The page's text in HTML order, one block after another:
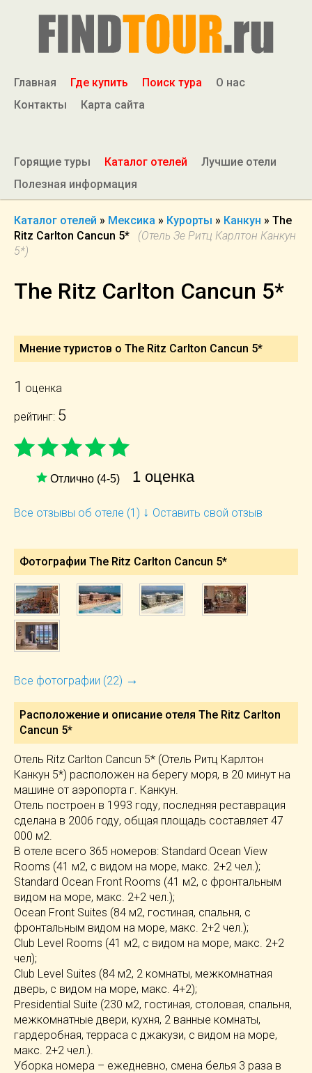
Главная Где купить Поиск тура
О нас
Контакты
Карта сайта
Горящие туры Каталог отелей
Лучшие отели
Полезная информация
Каталог отелей » Мексика » Курорты » Канкун » The
Ritz Carlton Cancun 5*
(Отель Зе Ритц Карлтон Канкун
5*)
The Ritz Carlton Cancun 5*
Мнение туристов о The Ritz Carlton Cancun 5*
1 оценка
рейтинг: 5
Отлично (4-5) 1 оценка
Все отзывы об отеле (1) ↓ Оставить свой отзыв
Фотографии The Ritz Carlton Cancun 5*
Все фотографии (22) →
Расположение и описание отеля The Ritz Carlton
Cancun 5*
Отель Ritz Carlton Cancun 5* (Отель Ритц Карлтон
Канкун 5*) расположен на берегу моря, в 20 минут на
машине от аэропорта г. Канкун.
Отель построен в 1993 году, последняя реставрация
сделана в 2006 году, общая площадь составляет 47
000 м2.
В отеле всего 365 номеров: Standard Ocean View
Rooms (41 м2, с видом на море, макс. 2+2 чел.);
Standard Ocean Front Rooms (41 м2, с фронтальным
видом на море, макс. 2+2 чел.);
Ocean Front Suites (84 м2, гостиная, спальня, с
фронтальным видом на море, макс. 2+2 чел.);
Club Level Rooms (41 м2, с видом на море, макс. 2+2
чел);
Club Level Suites (84 м2, 2 комнаты, межкомнатная
дверь, с видом на море, макс. 4+2);
Presidential Suite (230 м2, гостиная, столовая, спальня,
межкомнатные двери, кухня, 2 ванные комнаты,
гардеробная, терраса с джакузи, с видом на море,
макс. 2+2 чел.).
Уборка номера – ежедневно, смена белья 3 раза в